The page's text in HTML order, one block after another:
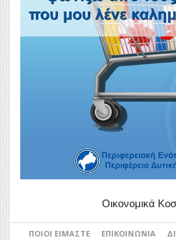
Οικονομικά
ΠΟΙΟΙ ΕΊΜΑΣΤΕ ΕΠΙΚΟΙΝΩΝΊΑ